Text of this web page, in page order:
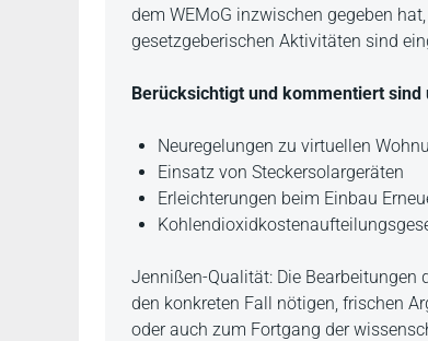
dem WEMoG inzwischen gegeben
gesetzgeberischen Aktivitäten sind
Berücksichtigt und kommentiert sind
Neuregelungen zu virtuellen
Einsatz von Steckersolargeräten
Erleichterungen beim Einbau
Jennißen-Qualität: Die
den konkreten Fall nötigen, frischen
oder auch zum Fortgang der